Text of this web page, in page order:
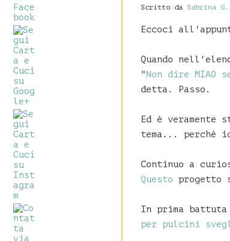
Scritto da Sabrina G.
Eccoci
Quando
" Non dire MIAO
detta. Passo.
Ed è
tema... perché
Continuo a
Questo progetto
In prima
per pulcini